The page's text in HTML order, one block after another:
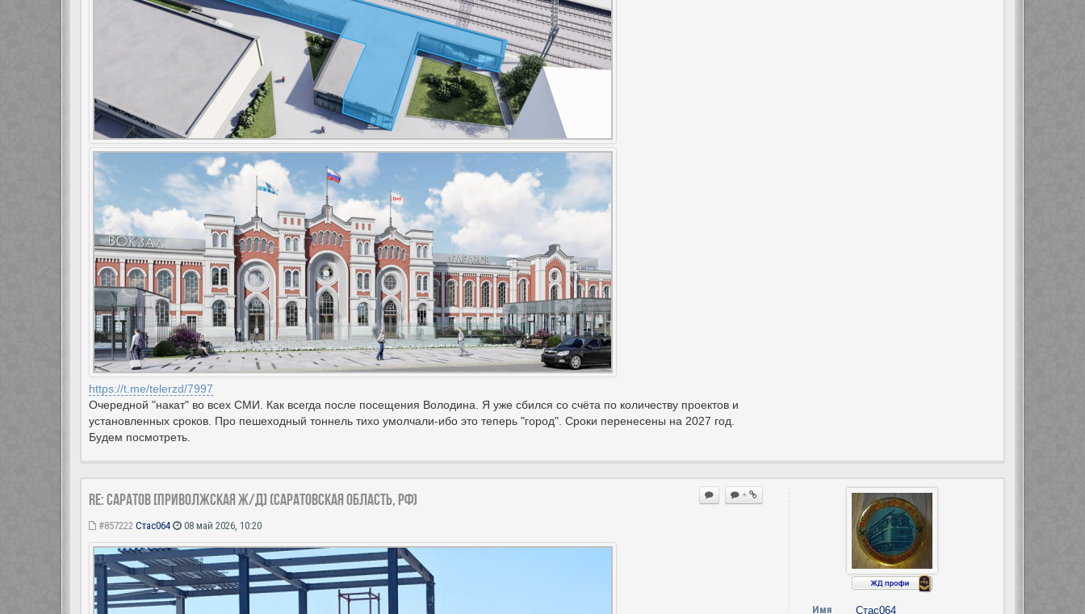
https://t.me/telerzd/7997
Очередной "накат" во всех СМИ. Как всегда после посещения Володина. Я уже сбился со счёта по количеству проектов и
установленных сроков. Про пешеходный тоннель тихо умолчали-ибо это теперь "город". Сроки перенесены на 2027 год.
Будем посмотреть.
+
Re: Саратов [Приволжская ж/д] (Саратовская область, РФ)
#857222 Стас064 08 май 2026, 10:20
Имя Стас064